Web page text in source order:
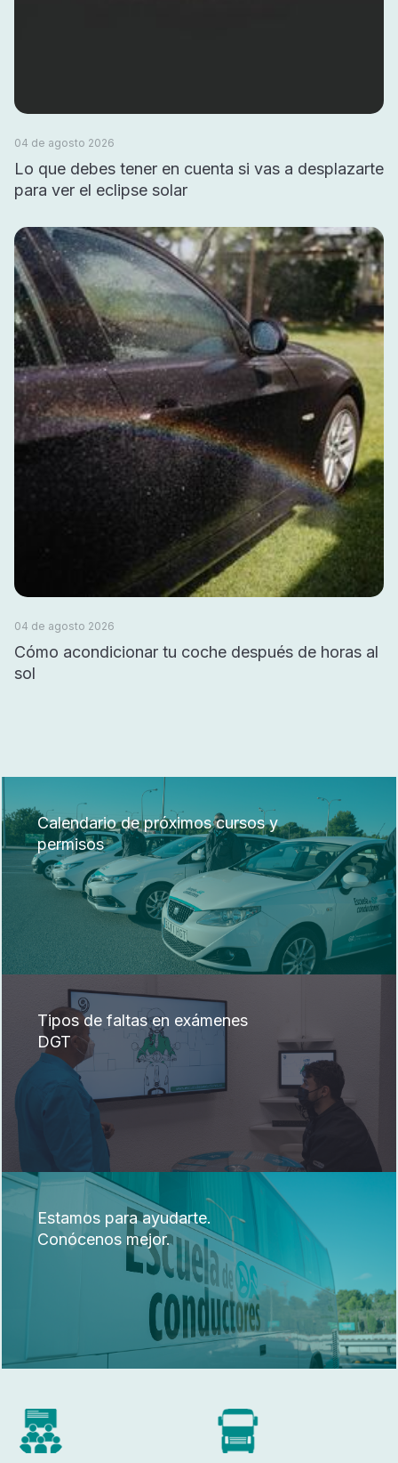
04 de agosto 2026
Lo que debes tener en cuenta si vas a desplazarte
para ver el eclipse solar
04 de agosto 2026
Cómo acondicionar tu coche después de horas al
sol
Calendario de próximos cursos y
permisos
Tipos de faltas en exámenes
DGT
Estamos para ayudarte.
Conócenos mejor.